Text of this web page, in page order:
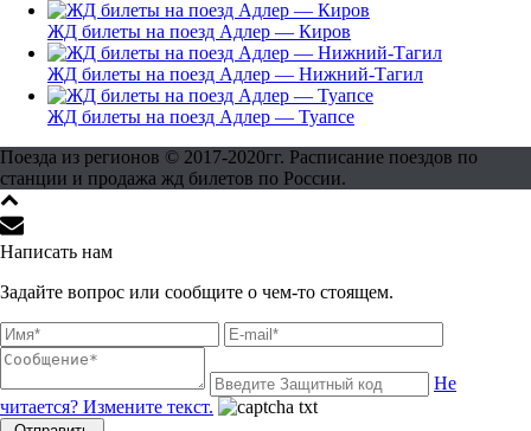
ЖД билеты на поезд Адлер — Киров
ЖД билеты на поезд Адлер — Нижний-Тагил
ЖД билеты на поезд Адлер — Туапсе
Поезда из регионов © 2017-2020гг. Расписание поездов по
станции и продажа жд билетов по России.
Написать нам
Задайте вопрос или сообщите о чем-то стоящем.
Не
читается? Измените текст.